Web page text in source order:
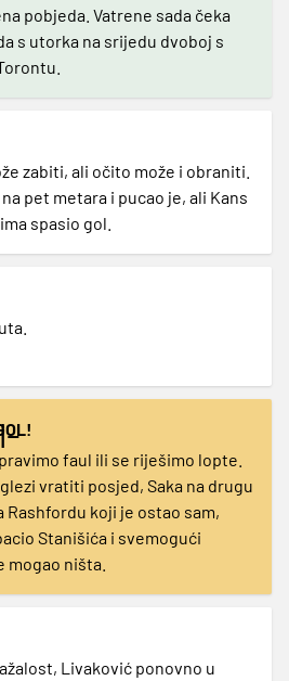
pobjeda. Vatrene sada čeka
s utorka na srijedu dvoboj s
zabiti, ali očito može i obraniti.
pet metara i pucao je, ali Kans
spasio gol.
faul ili se riješimo lopte.
vratiti posjed, Saka na drugu
Rashfordu koji je ostao sam,
Stanišića i svemogući
mogao ništa.
Livaković ponovno u